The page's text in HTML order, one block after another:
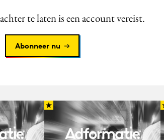
te laten is een account vereist.
Abonneer nu